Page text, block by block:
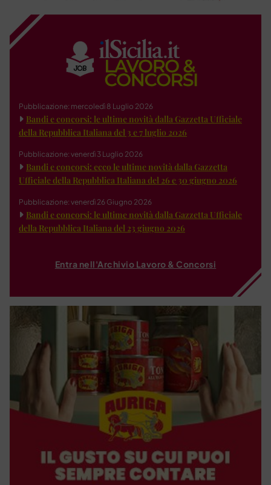
Pubblicazione: mercoledì 8 Luglio 2026
Bandi e concorsi: le ultime novità dalla Gazzetta Ufficiale
della Repubblica Italiana del 3 e 7 luglio 2026
Pubblicazione: venerdì 3 Luglio 2026
Bandi e concorsi: ecco le ultime novità dalla Gazzetta
Ufficiale della Repubblica Italiana del 26 e 30 giugno 2026
Pubblicazione: venerdì 26 Giugno 2026
Bandi e concorsi: le ultime novità dalla Gazzetta Ufficiale
della Repubblica Italiana del 23 giugno 2026
Entra nell'Archivio Lavoro & Concorsi